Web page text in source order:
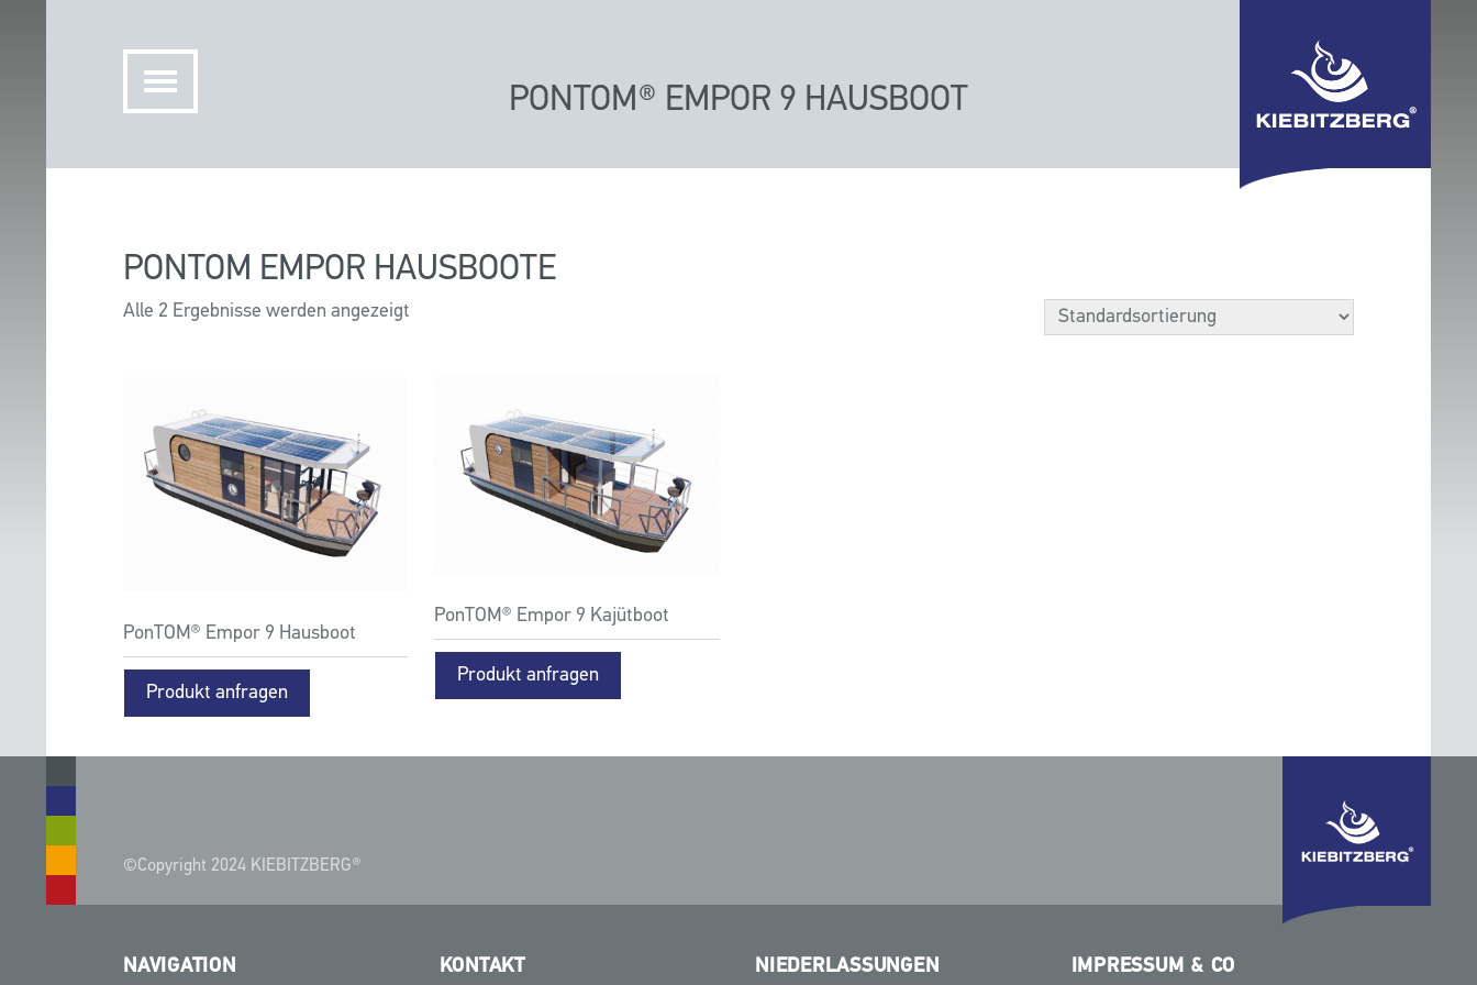
PONTOM® EMPOR 9 HAUSBOOT
PONTOM EMPOR HAUSBOOTE
Alle 2 Ergebnisse werden angezeigt
PonTOM® Empor 9 Hausboot
Produkt anfragen
PonTOM® Empor 9 Kajütboot
Produkt anfragen
©Copyright 2024 KIEBITZBERG®
NAVIGATION KONTAKT NIEDERLASSUNGEN IMPRESSUM & CO